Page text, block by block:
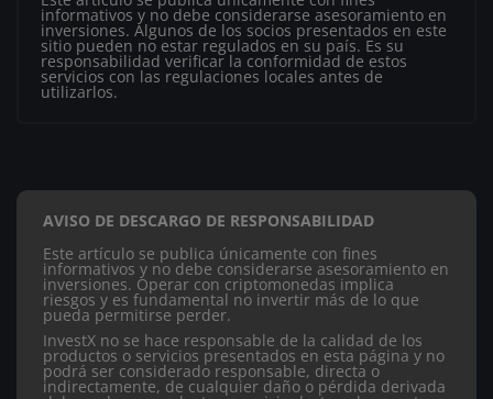
informativos y no debe considerarse asesoramiento en
inversiones. Algunos de los socios presentados en este
sitio pueden no estar regulados en su país. Es su
responsabilidad verificar la conformidad de estos
servicios con las regulaciones locales antes de
utilizarlos.
AVISO DE DESCARGO DE RESPONSABILIDAD
Este artículo se publica únicamente con fines
informativos y no debe considerarse asesoramiento en
inversiones. Operar con criptomonedas implica
riesgos y es fundamental no invertir más de lo que
pueda permitirse perder.
InvestX no se hace responsable de la calidad de los
productos o servicios presentados en esta página y no
podrá ser considerado responsable, directa o
indirectamente, de cualquier daño o pérdida derivada